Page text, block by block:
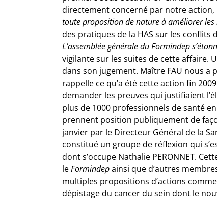
directement concerné par notre action,
toute proposition de nature à améliorer les
des pratiques de la HAS sur les conflits
L’assemblée générale duFormindep
vigilante sur les suites de cette affaire.
dans son jugement. Maître FAU nous a
rappelle ce qu’a été cette action fin
demander les preuves qui justifiaient
plus de 1000 professionnels de santé
prennent position publiquement de
janvier par le Directeur Général de la
constitué un groupe de réflexion qui
dont s’occupe Nathalie PERONNET.
leFormindepainsi que d’autres
multiples propositions d’actions
dépistage du cancer du sein dont le